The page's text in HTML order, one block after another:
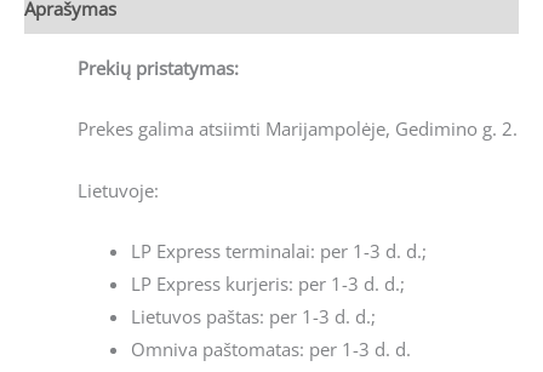
Aprašymas
Prekių pristatymas:
Prekes galima atsiimti Marijampolėje, Gedimino g. 2.
Lietuvoje:
LP Express terminalai: per 1-3 d. d.;
LP Express kurjeris: per 1-3 d. d.;
Lietuvos paštas: per 1-3 d. d.;
Omniva paštomatas: per 1-3 d. d.